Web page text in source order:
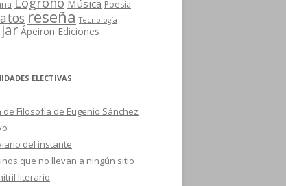
Música Poesía
reseña Tecnología
Ápeiron Ediciones
ELECTIVAS
de Filosofía de Eugenio Sánchez
del instante
que no llevan a ningún sitio
literario